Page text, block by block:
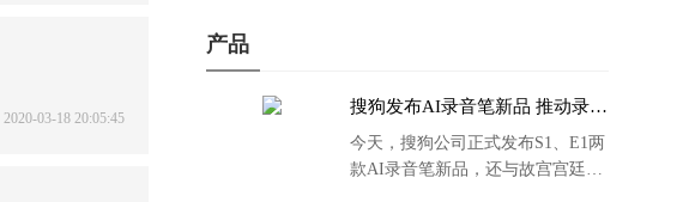
2020-03-18 20:05:45
产品
搜狗发布AI录音笔新品 推动录音
今天，搜狗公司正式发布S1、E1两
款AI录音笔新品，还与故宫宫廷文